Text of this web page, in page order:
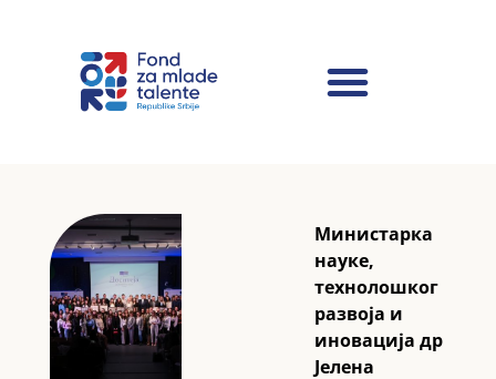
Министарка
науке,
технолошког
развоја и
иновација др
Јелена